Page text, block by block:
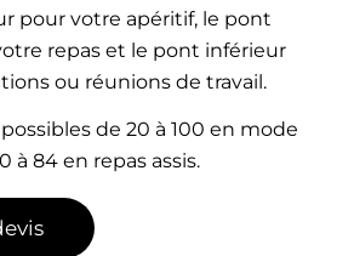
pour votre apéritif, le pont
repas et le pont inférieur
ou réunions de travail.
de 20 à 100 en mode
à 84 en repas assis.